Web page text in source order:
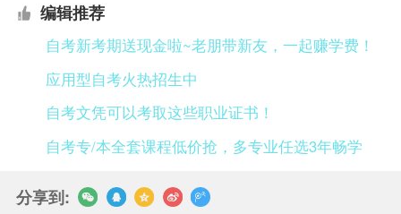
编辑推荐
自考新考期送现金啦~老朋带新友，一起赚学费！
应用型自考火热招生中
自考文凭可以考取这些职业证书！
自考专/本全套课程低价抢，多专业任选3年畅学
分享到: